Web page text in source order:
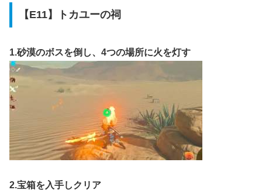
【E11】トカユーの祠
1.砂漠のボスを倒し、4つの場所に火を灯す
2.宝箱を入手しクリア